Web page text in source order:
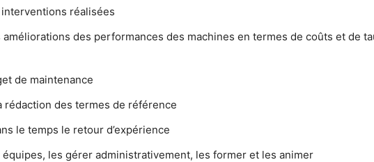
réalisées
améliorations des performances des machines en termes de coûts et de
de maintenance
rédaction des termes de référence
le temps le retour d’expérience
équipes, les gérer administrativement, les former et les animer